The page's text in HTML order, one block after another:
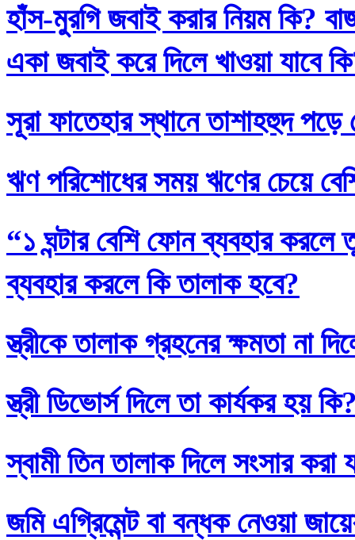
হাঁস-মুরগি জবাই করার নিয়ম কি?
একা জবাই করে দিলে খাওয়া যাবে
সূরা ফাতেহার স্থানে তাশাহহুদ
ঋণ পরিশোধের সময় ঋণের চেয়ে
“১ ঘন্টার বেশি ফোন ব্যবহার
ব্যবহার করলে কি তালাক হবে?
স্ত্রীকে তালাক গ্রহনের ক্ষমতা না
স্ত্রী ডিভোর্স দিলে তা কার্যকর হয়
স্বামী তিন তালাক দিলে সংসার করা
জমি এগ্রিমেন্ট বা বন্ধক নেওয়া